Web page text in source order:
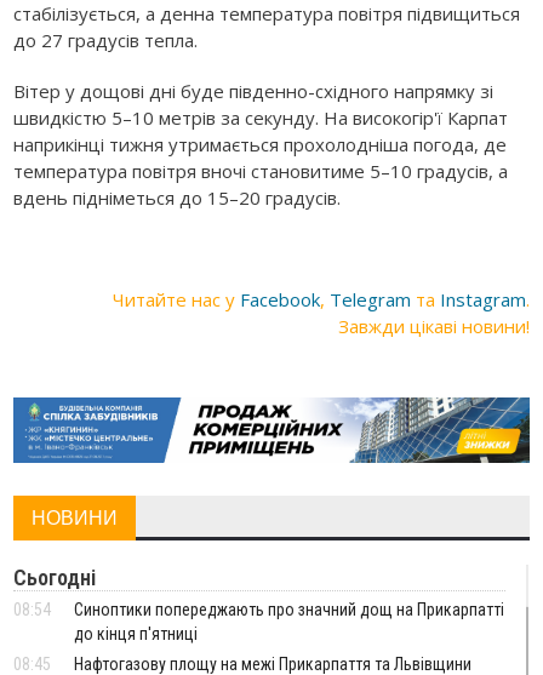
стабілізується, а денна температура повітря підвищиться
до 27 градусів тепла.
Вітер у дощові дні буде південно-східного напрямку зі
швидкістю 5–10 метрів за секунду. На високогір'ї Карпат
наприкінці тижня утримається прохолодніша погода, де
температура повітря вночі становитиме 5–10 градусів, а
вдень підніметься до 15–20 градусів.
Читайте нас у Facebook, Telegram та Instagram.
Завжди цікаві новини!
НОВИНИ
Сьогодні
08:54
Синоптики попереджають про значний дощ на Прикарпатті
до кінця п'ятниці
08:45
Нафтогазову площу на межі Прикарпаття та Львівщини